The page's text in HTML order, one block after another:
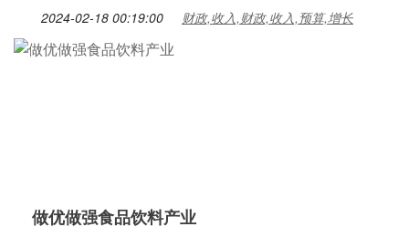
2024-02-18 00:19:00 财政,收入,财政,收入,预算,增长
做优做强食品饮料产业